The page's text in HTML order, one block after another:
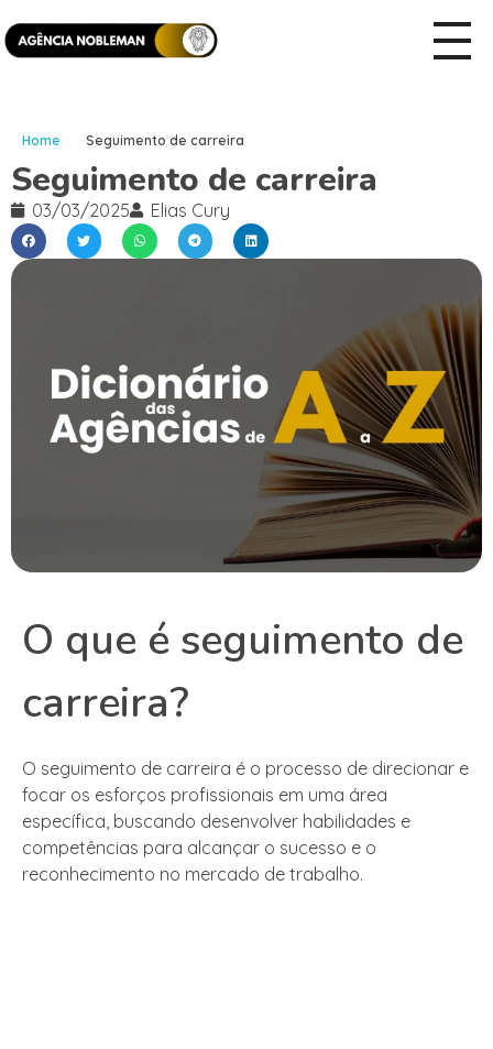
Home Seguimento de carreira
Seguimento de carreira
03/03/2025 Elias Cury
O que é seguimento de
carreira?
O seguimento de carreira é o processo de direcionar e
focar os esforços profissionais em uma área
específica, buscando desenvolver habilidades e
competências para alcançar o sucesso e o
reconhecimento no mercado de trabalho.